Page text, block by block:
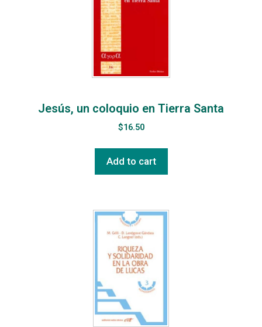
Jesús, un coloquio en Tierra Santa
$16.50
Add to cart